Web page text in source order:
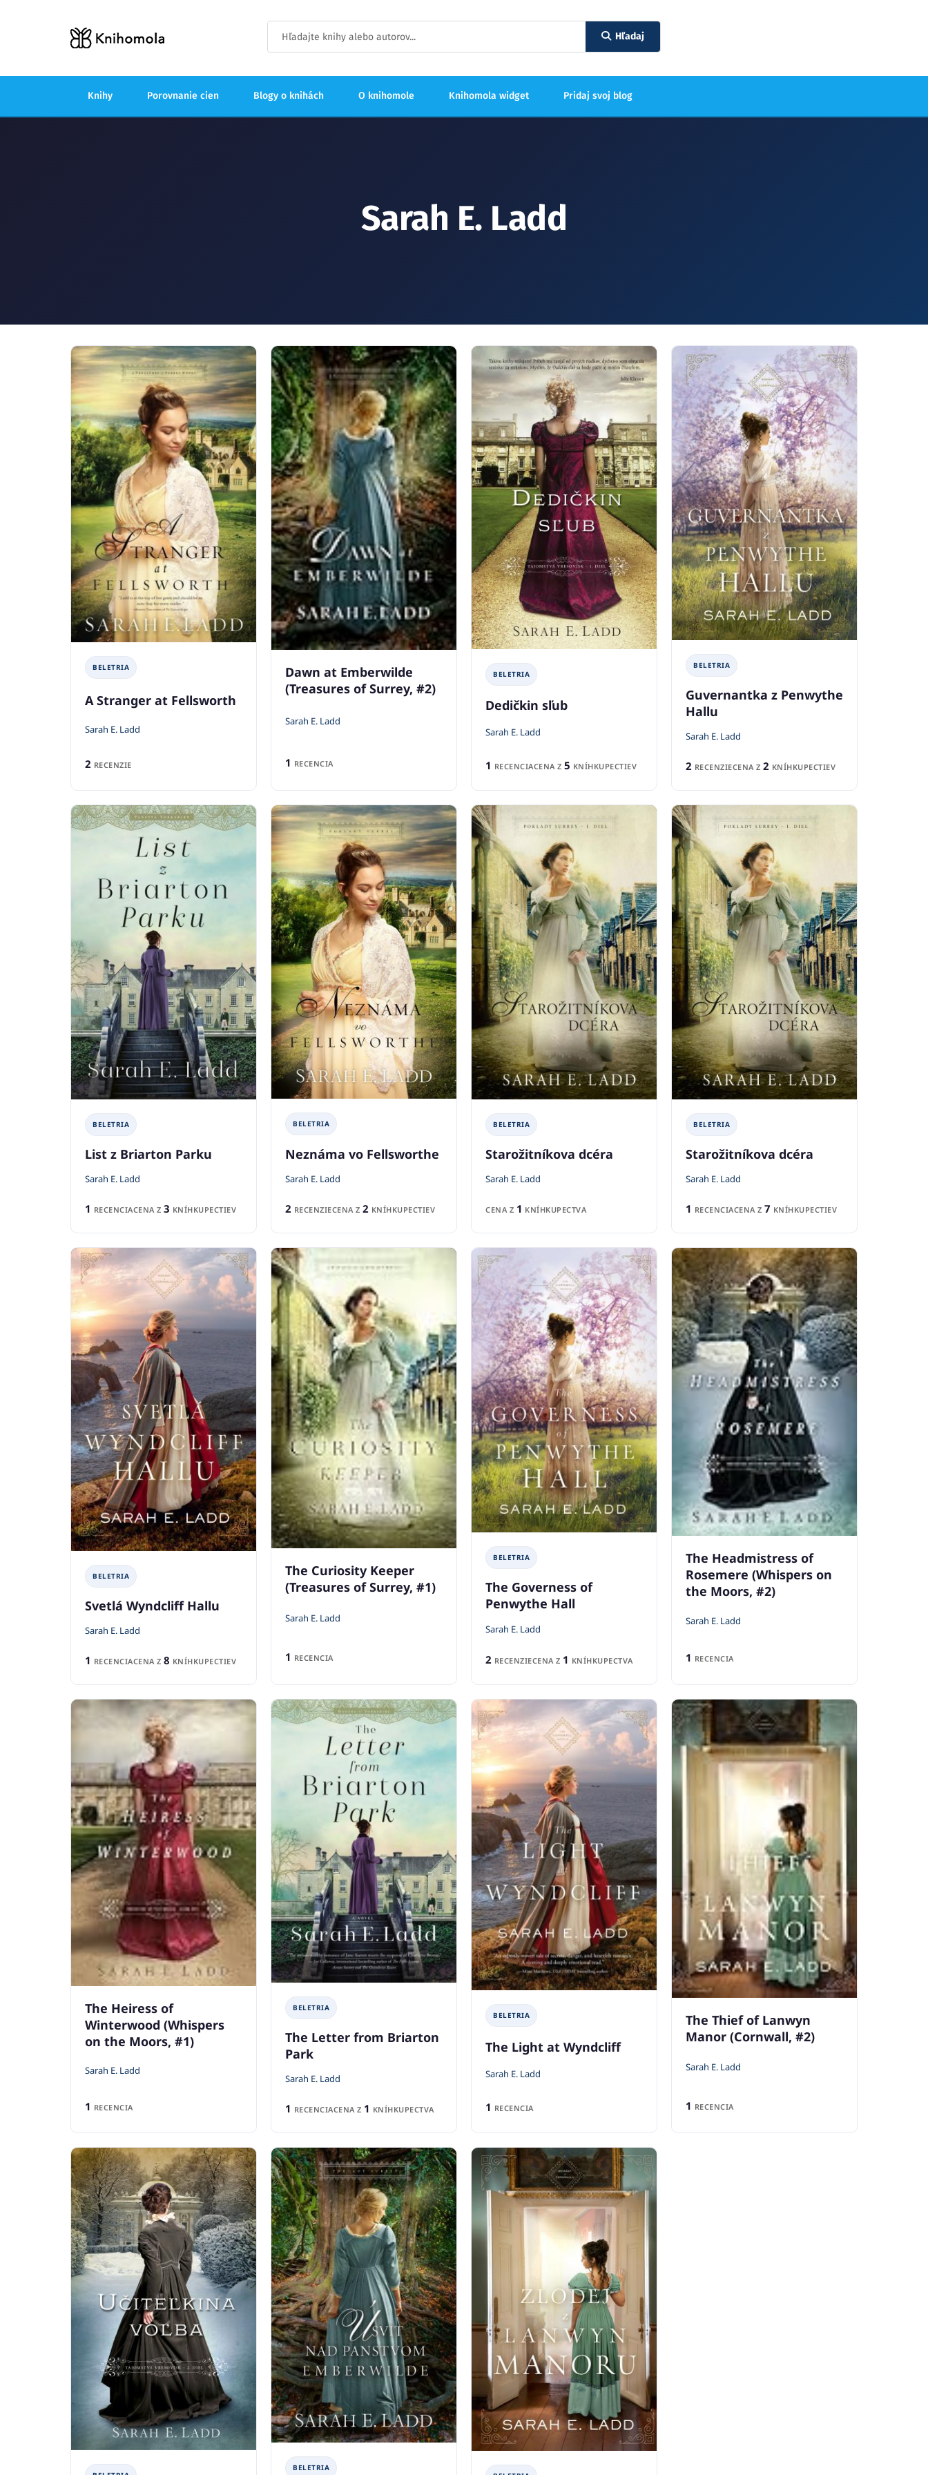
Hľadaj
Knihy Porovnanie cien Blogy o knihách O knihomole Knihomola widget Pridaj svoj blog
Sarah E. Ladd
BELETRIA
A Stranger at Fellsworth
Sarah E. Ladd
2 RECENZIE
Dawn at Emberwilde
(Treasures of Surrey, #2)
Sarah E. Ladd
1 RECENCIA
BELETRIA
Dedičkin sľub
Sarah E. Ladd
1 RECENCIACENA Z 5 KNÍHKUPECTIEV
BELETRIA
Guvernantka z Penwythe
Hallu
Sarah E. Ladd
2 RECENZIECENA Z 2 KNÍHKUPECTIEV
BELETRIA
List z Briarton Parku
Sarah E. Ladd
1 RECENCIACENA Z 3 KNÍHKUPECTIEV
BELETRIA
Neznáma vo Fellsworthe
Sarah E. Ladd
2 RECENZIECENA Z 2 KNÍHKUPECTIEV
BELETRIA
Starožitníkova dcéra
Sarah E. Ladd
CENA Z 1 KNÍHKUPECTVA
BELETRIA
Starožitníkova dcéra
Sarah E. Ladd
1 RECENCIACENA Z 7 KNÍHKUPECTIEV
BELETRIA
Svetlá Wyndcliff Hallu
Sarah E. Ladd
1 RECENCIACENA Z 8 KNÍHKUPECTIEV
The Curiosity Keeper
(Treasures of Surrey, #1)
Sarah E. Ladd
1 RECENCIA
BELETRIA
The Governess of
Penwythe Hall
Sarah E. Ladd
2 RECENZIECENA Z 1 KNÍHKUPECTVA
The Headmistress of
Rosemere (Whispers on
the Moors, #2)
Sarah E. Ladd
1 RECENCIA
The Heiress of
Winterwood (Whispers
on the Moors, #1)
Sarah E. Ladd
1 RECENCIA
BELETRIA
The Letter from Briarton
Park
Sarah E. Ladd
1 RECENCIACENA Z 1 KNÍHKUPECTVA
BELETRIA
The Light at Wyndcliff
Sarah E. Ladd
1 RECENCIA
The Thief of Lanwyn
Manor (Cornwall, #2)
Sarah E. Ladd
1 RECENCIA
BELETRIA